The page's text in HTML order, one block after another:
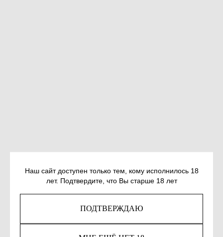
Наш сайт доступен только тем, кому исполнилось 18
лет. Подтвердите, что Вы старше 18 лет
ПОДТВЕРЖДАЮ
МАРТИН ГАЙТЕ К. КРАСНАЯ
ШАПОЧКА НА МАНХЭТТЕНЕ